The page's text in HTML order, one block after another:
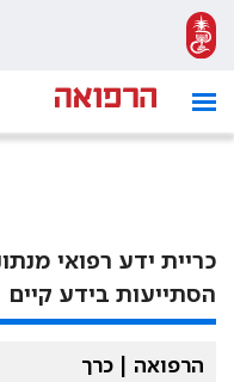
כריית ידע רפואי
הסתייעות בידע קיים
הרפואה | כרך